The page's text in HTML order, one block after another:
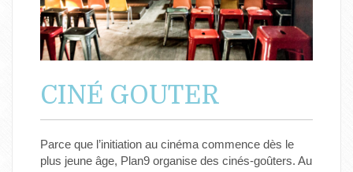
CINÉ GOUTER
Parce que l’initiation au cinéma commence dès le
plus jeune âge, Plan9 organise des cinés-goûters. Au